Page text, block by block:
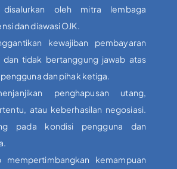
oleh mitra lembaga
dan diawasi OJK.
kewajiban pembayaran
tidak bertanggung jawab atas
dan pihak ketiga.
penghapusan utang,
atau keberhasilan negosiasi.
pada kondisi pengguna dan
mempertimbangkan kemampuan